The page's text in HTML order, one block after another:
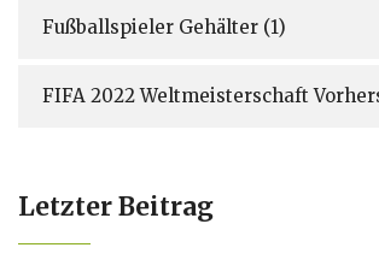
Fußballspieler Gehälter (1)
FIFA 2022 Weltmeisterschaft
Letzter Beitrag